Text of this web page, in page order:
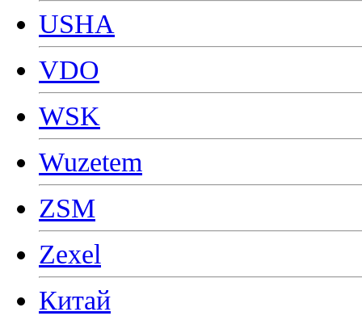
USHA
VDO
WSK
Wuzetem
ZSM
Zexel
Китай